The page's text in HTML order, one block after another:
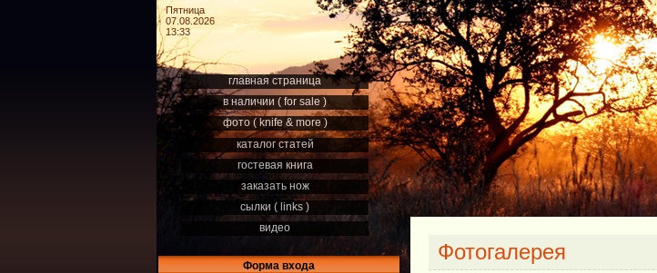
Пятница
07.08.2026
13:33
главная страница
в наличии ( for sale )
фото ( knife & more )
каталог статей
гостевая книга
заказать нож
сылки ( links )
видео
Форма входа
Фотогалерея